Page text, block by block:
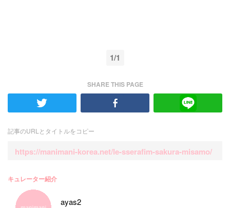
1/1
SHARE THIS PAGE
記事のURLとタイトルをコピー
https://manimani-korea.net/le-sserafim-sakura-misamo/
キュレーター紹介
ayas2